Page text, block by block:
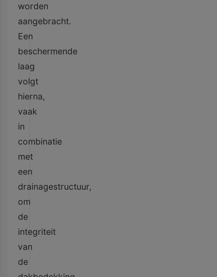
worden
aangebracht.
Een
beschermende
laag
volgt
hierna,
vaak
in
combinatie
met
een
drainagestructuur,
om
de
integriteit
van
de